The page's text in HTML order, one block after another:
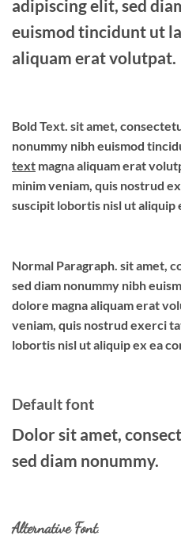
adipiscing elit, sed
euismod tincidunt ut
aliquam erat volutpat.
Bold Text. sit amet,
nonummy nibh euismod
text magna aliquam erat
minim veniam, quis nostrud
suscipit lobortis nisl ut aliquip
Normal Paragraph. sit amet,
sed diam nonummy nibh
dolore magna aliquam erat
veniam, quis nostrud exerci
lobortis nisl ut aliquip ex ea
Default font
Dolor sit amet,
sed diam nonummy.
Alternative Font.